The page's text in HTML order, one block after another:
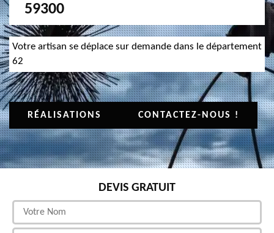
59300
Votre artisan se déplace sur demande dans le département
62
RÉALISATIONS CONTACTEZ-NOUS !
DEVIS GRATUIT